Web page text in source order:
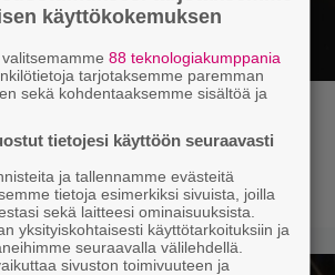
näyttelijät kasvattivat
erikoisella kikalla – IMDb-
käyttökokemuksen
valitsemamme88 teknologiakumppania
tarjotaksemme paremman
sekä kohdentaaksemme sisältöä ja
tietojesi käyttöön seuraavasti
ja tallennamme evästeitä
tietoja esimerkiksi sivuista, joilla
sekä laitteesi ominaisuuksista.
yksityiskohtaisesti käyttötarkoituksiin ja
seuraavalla välilehdellä.
sivuston toimivuuteen ja